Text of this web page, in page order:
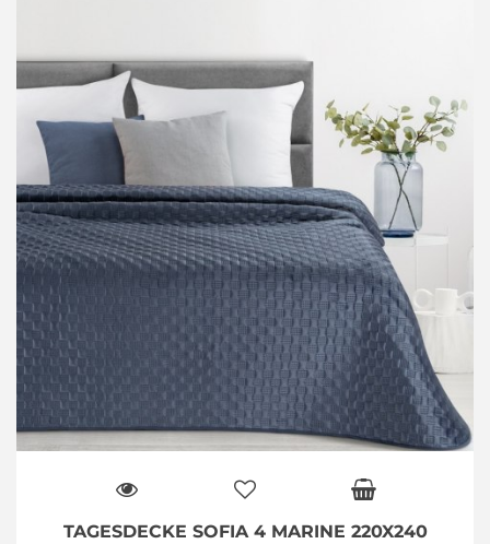
TAGESDECKE SOFIA 4 MARINE 220X240